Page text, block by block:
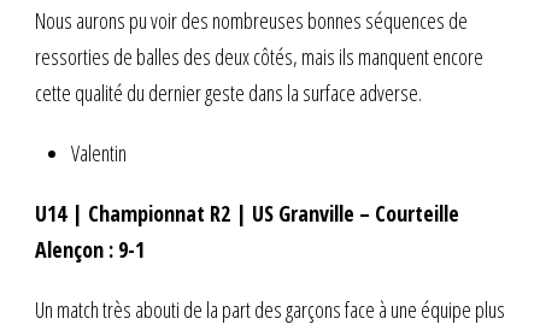
Nous aurons pu voir des nombreuses bonnes séquences de
ressorties de balles des deux côtés, mais ils manquent encore
cette qualité du dernier geste dans la surface adverse.
Valentin
U14 | Championnat R2 | US Granville – Courteille
Alençon : 9-1
Un match très abouti de la part des garçons face à une équipe plus